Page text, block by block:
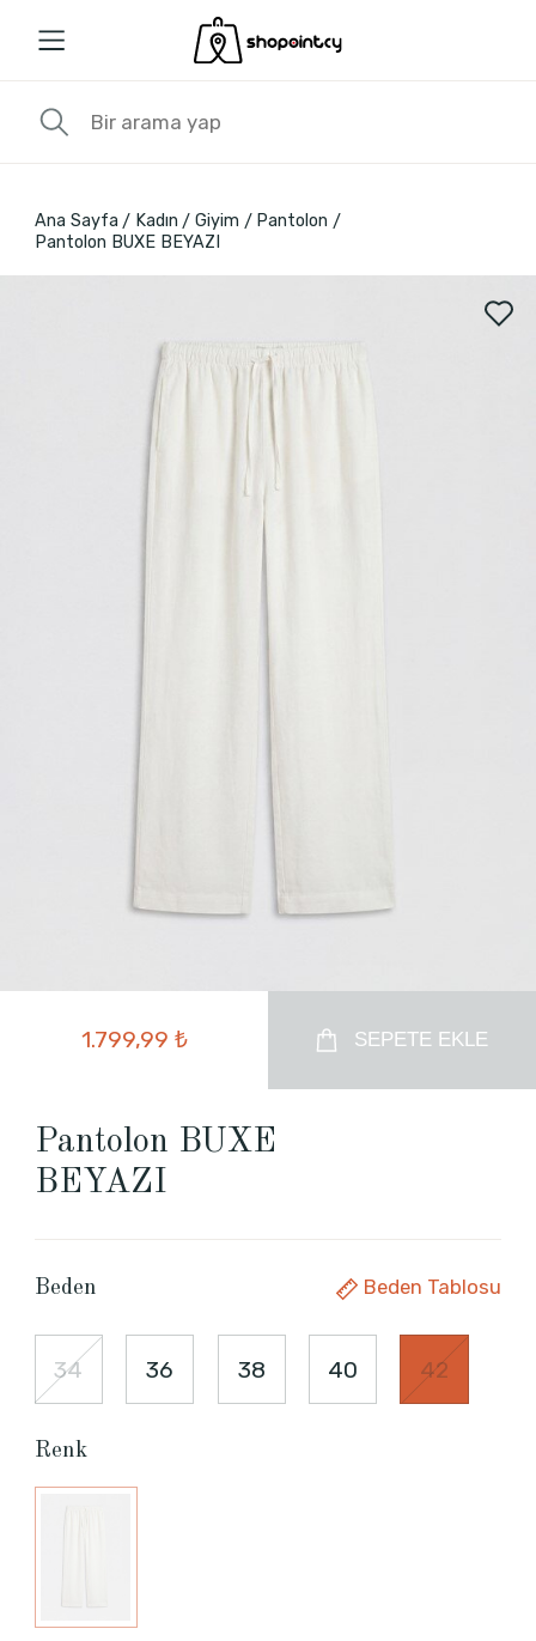
Ana Sayfa Kadın Giyim
Pantolon
Pantolon BUXE BEYAZI
1.799,99 ₺ SEPETE EKLE
Pantolon BUXE
BEYAZI
Beden Beden Tablosu
34 36 38 40 42
Renk